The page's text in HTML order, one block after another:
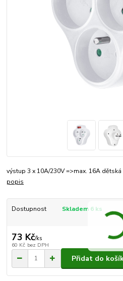
výstup 3 x 10A/230V =>max. 16A
popis
Dostupnost Skladem 6 ks
73 Kč/ks
60 Kč bez DPH
Přidat do